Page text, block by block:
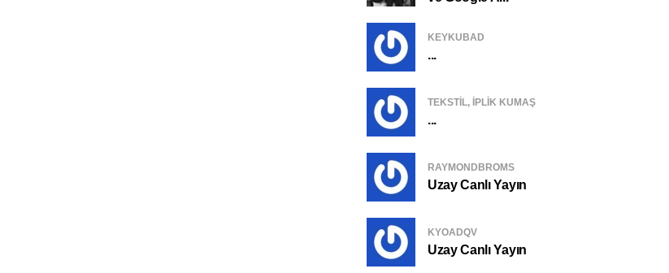
KEYKUBAD
...
TEKSTIL, IPLIK KUMAŞ
...
RAYMONDBROMS
Uzay Canlı Yayın
KYOADQV
Uzay Canlı Yayın